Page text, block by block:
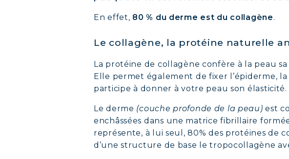
COLLAGÈNE POUR
COLLAGÈNE :
COLLAGÈNE :
En effet, 80 % du derme est du collagène.
Le collagène, la protéine naturelle
La protéine de collagène confère à la peau
Elle permet également de fixer l’épiderme,
participe à donner à votre peau son élasticité.
Le derme (couche profonde de la peau) est
enchâssées dans une matrice fibrillaire
représente, à lui seul, 80% des protéines de
d’une structure de base le tropocollagène